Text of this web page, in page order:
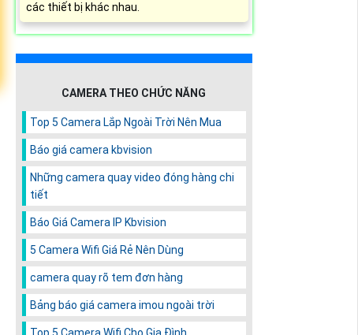
các thiết bị khác nhau.
CAMERA THEO CHỨC NĂNG
Top 5 Camera Lắp Ngoài Trời Nên Mua
Báo giá camera kbvision
Những camera quay video đóng hàng chi
tiết
Báo Giá Camera IP Kbvision
5 Camera Wifi Giá Rẻ Nên Dùng
camera quay rõ tem đơn hàng
Bảng báo giá camera imou ngoài trời